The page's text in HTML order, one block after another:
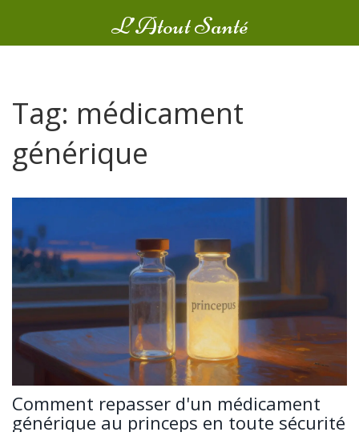
L’Atout Santé
Tag: médicament
générique
Comment repasser d'un médicament
générique au princeps en toute sécurité